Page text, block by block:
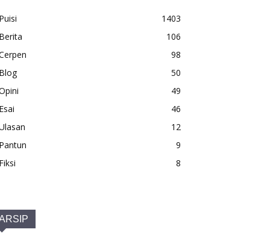
1403
106
98
50
49
46
12
9
8